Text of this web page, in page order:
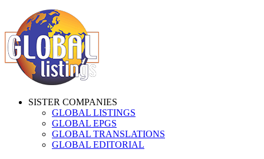
SISTER COMPANIES
GLOBAL LISTINGS
GLOBAL EPGS
GLOBAL TRANSLATIONS
GLOBAL EDITORIAL